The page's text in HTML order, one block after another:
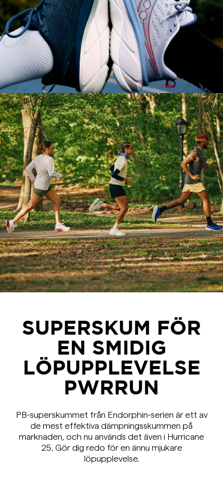
SUPERSKUM FÖR
EN SMIDIG
LÖPUPPLEVELSE
PWRRUN
PB-superskummet från Endorphin-serien är ett av
de mest effektiva dämpningsskummen på
marknaden, och nu används det även i Hurricane
25. Gör dig redo för en ännu mjukare
löpupplevelse.